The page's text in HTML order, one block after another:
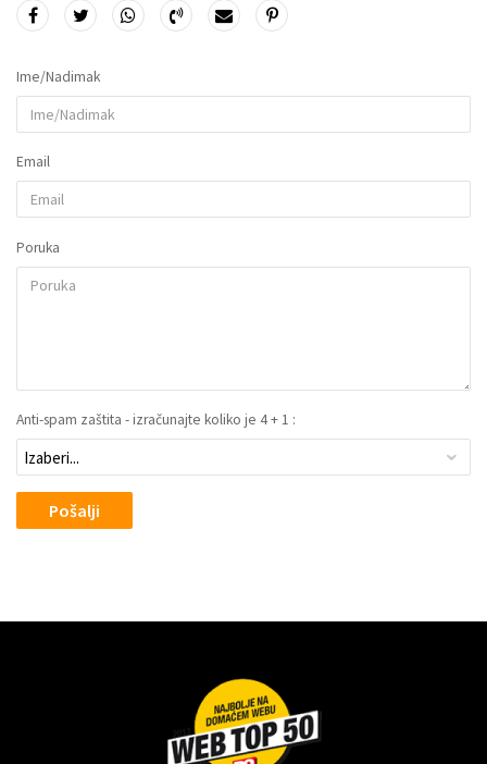
Ime/Nadimak
Email
Poruka
Anti-spam zaštita - izračunajte koliko je 4 + 1 :
Pošalji